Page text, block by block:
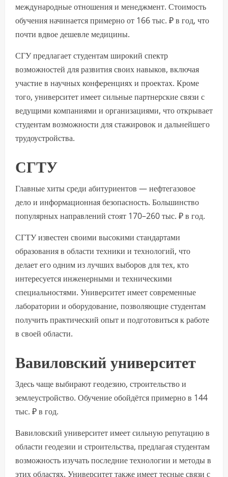
международные отношения и менеджмент. Стоимость
обучения начинается примерно от 166 тыс. ₽ в год, что
почти вдвое дешевле медицины.
СГУ предлагает студентам широкий спектр
возможностей для развития своих навыков, включая
участие в научных конференциях и проектах. Кроме
того, университет имеет сильные партнерские связи с
ведущими компаниями и организациями, что открывает
студентам возможности для стажировок и дальнейшего
трудоустройства.
СГТУ
Главные хиты среди абитуриентов — нефтегазовое
дело и информационная безопасность. Большинство
популярных направлений стоят 170–260 тыс. ₽ в год.
СГТУ известен своими высокими стандартами
образования в области техники и технологий, что
делает его одним из лучших выборов для тех, кто
интересуется инженерными и техническими
специальностями. Университет имеет современные
лаборатории и оборудование, позволяющие студентам
получить практический опыт и подготовиться к работе
в своей области.
Вавиловский университет
Здесь чаще выбирают геодезию, строительство и
землеустройство. Обучение обойдётся примерно в 144
тыс. ₽ в год.
Вавиловский университет имеет сильную репутацию в
области геодезии и строительства, предлагая студентам
возможность изучать последние технологии и методы в
этих областях. Университет также имеет тесные связи с